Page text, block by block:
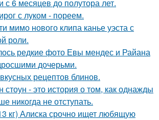
с 6 месяцев до полутора лет.
с луком - пореем.
мимо нового клипа канье уэста с
роли.
редкие фото Евы мендес и Райана
дочерьми.
рецептов блинов.
- это история о том, как однажды
никогда не отступать.
кг) Алиска срочно ищет любящую